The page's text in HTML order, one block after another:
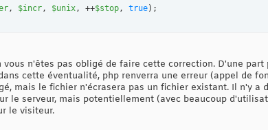
, $incr, $unix, ++$stop, true) ;
n'êtes pas obligé de faire cette correction. D'une
cette éventualité, php renverra une erreur (appel de
mais le fichier n'écrasera pas un fichier existant. Il n'y a
le serveur, mais potentiellement (avec beaucoup
le visiteur.